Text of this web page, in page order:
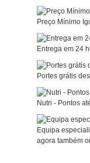
Preço Mínimo
Entrega em 24
Portes grátis
Nutri - Pontos
Equipa
agora também